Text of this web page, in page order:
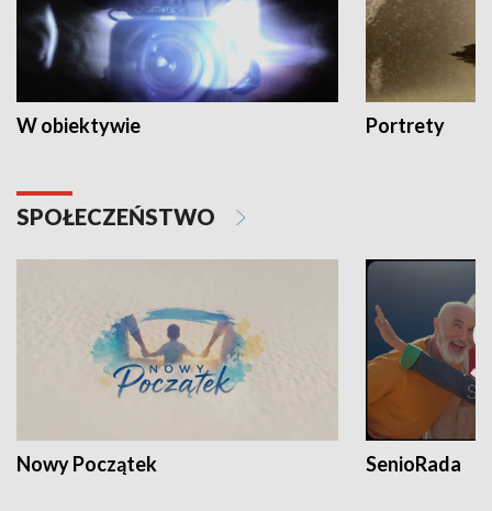
W obiektywie Portrety
SPOŁECZEŃSTWO
Nowy Początek SenioRada